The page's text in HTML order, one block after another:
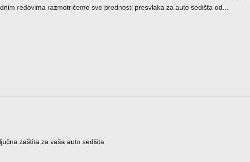
redovima razmotrićemo sve prednosti presvlaka za auto sedišta od…